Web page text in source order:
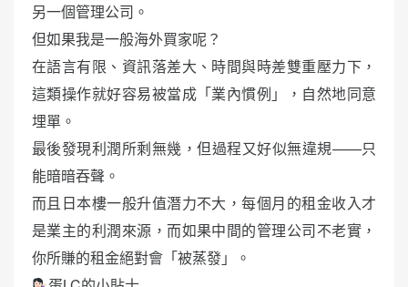
另一個管理公司。
但如果我是一般海外買家呢？
在語言有限、資訊落差大、時間與時差雙重壓力下，
這類操作就好容易被當成「業內慣例」，自然地同意
埋單。
最後發現利潤所剩無幾，但過程又好似無違規——只
能暗暗吞聲。
而且日本樓一般升值潛力不大，每個月的租金收入才
是業主的利潤來源，而如果中間的管理公司不老實，
你所賺的租金絕對會「被蒸發」。